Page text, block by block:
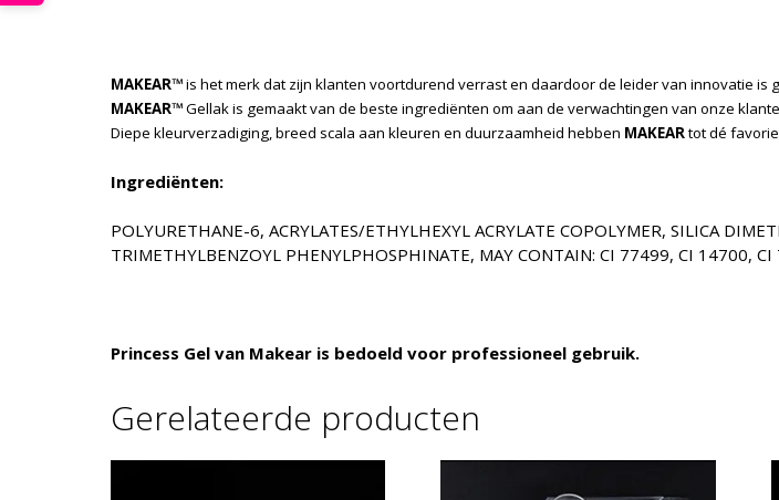
MAKEAR™is het merk dat zijn klanten voortdurend verrast en daardoor de leider van innovatie is
MAKEAR™Gellak is gemaakt van de beste ingrediënten om aan de verwachtingen van onze
Diepe kleurverzadiging, breed scala aan kleuren en duurzaamheid hebben MAKEARtot dé
Ingrediënten:
POLYURETHANE-6, ACRYLATES/ETHYLHEXYL ACRYLATE COPOLYMER, SILICA
TRIMETHYLBENZOYL PHENYLPHOSPHINATE, MAY CONTAIN: CI 77499, CI 14700,
Princess Gel van Makear is bedoeld voor professioneel gebruik.
Gerelateerde producten